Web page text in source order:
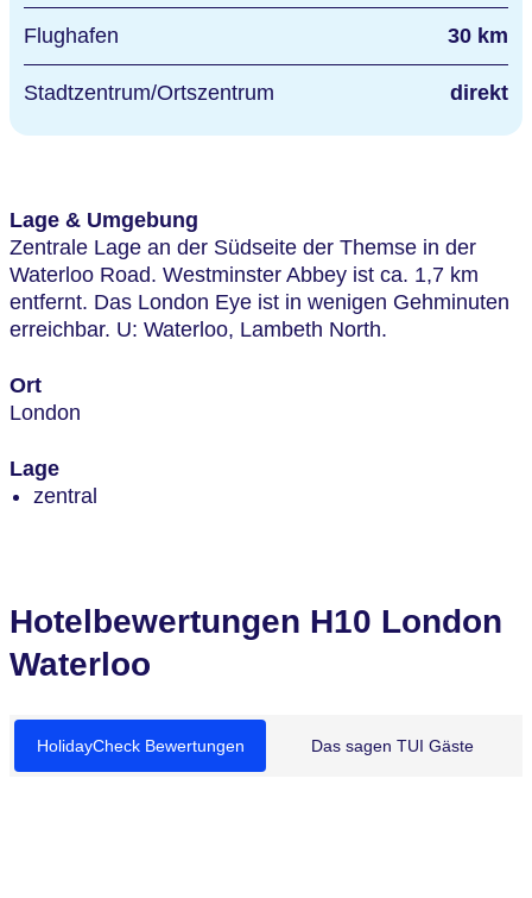
Flughafen 30 km
Stadtzentrum/Ortszentrum direkt
Lage & Umgebung
Zentrale Lage an der Südseite der Themse in der
Waterloo Road. Westminster Abbey ist ca. 1,7 km
entfernt. Das London Eye ist in wenigen Gehminuten
erreichbar. U: Waterloo, Lambeth North.
Ort
London
Lage
zentral
Hotelbewertungen H10 London
Waterloo
HolidayCheck Bewertungen Das sagen TUI Gäste